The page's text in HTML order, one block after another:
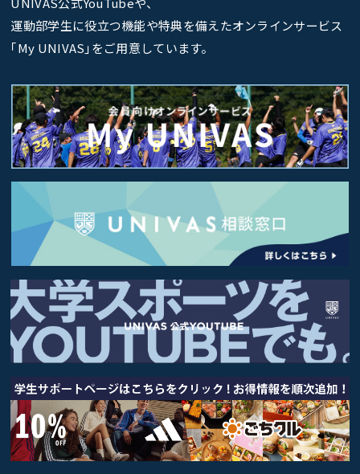
運動部学生に役立つ機能や特典を備えたオンラインサービス
｢My UNIVAS｣をご用意しています。